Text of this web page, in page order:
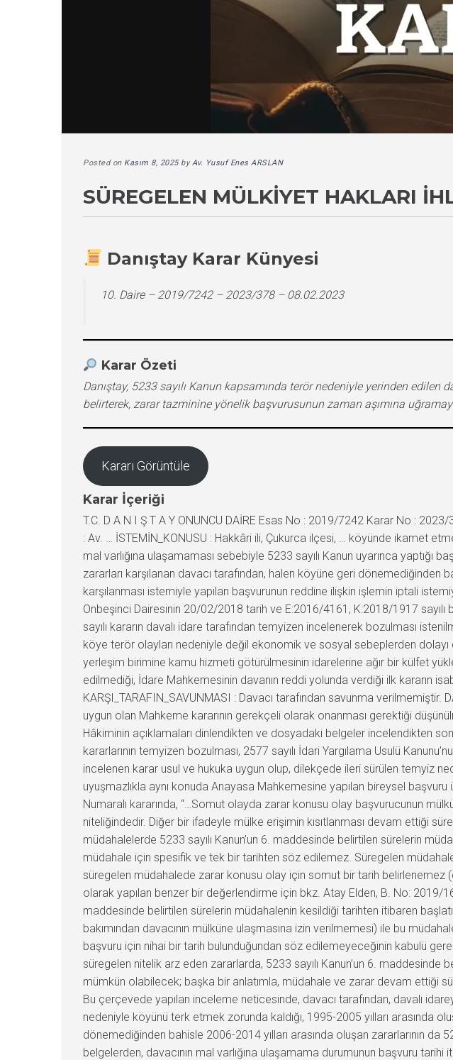
Posted on Kasım 8, 2025byAv. Yusuf Enes ARSLAN
SÜREGELEN MÜLKIYET HAKLARI
Danıştay Karar Künyesi
10. Daire – 2019/7242 – 2023/378 – 08.02.2023
Karar Özeti
Danıştay, 5233 sayılı Kanun kapsamında terör nedeniyle yerinden
belirterek, zarar tazminine yönelik başvurusunun zaman aşımına
Kararı Görüntüle
Karar İçeriği
T.C. D A N I Ş T A Y ONUNCU DAİRE Esas No : 2019/7242 Karar No :
: Av. … İSTEMİN_KONUSU : Hakkâri ili, Çukurca ilçesi, … köyünde ikamet
mal varlığına ulaşamaması sebebiyle 5233 sayılı Kanun uyarınca
zararları karşılanan davacı tarafından, halen köyüne geri dönemediğinden
karşılanması istemiyle yapılan başvurunun reddine ilişkin işlemin iptali
Onbeşinci Dairesinin 20/02/2018 tarih ve E:2016/4161, K:2018/1917
sayılı kararın davalı idare tarafından temyizen incelenerek bozulması
köye terör olayları nedeniyle değil ekonomik ve sosyal sebeplerden
yerleşim birimine kamu hizmeti götürülmesinin idarelerine ağır bir külfet
edilmediği, İdare Mahkemesinin davanın reddi yolunda verdiği ilk kararın
KARŞI_TARAFIN_SAVUNMASI : Davacı tarafından savunma verilmemiştir.
uygun olan Mahkeme kararının gerekçeli olarak onanması gerektiği
Hâkiminin açıklamaları dinlendikten ve dosyadaki belgeler incelendikten
kararlarının temyizen bozulması, 2577 sayılı İdari Yargılama Usulü
incelenen karar usul ve hukuka uygun olup, dilekçede ileri sürülen temyiz
uyuşmazlıkla aynı konuda Anayasa Mahkemesine yapılan bireysel
Numaralı kararında, “…Somut olayda zarar konusu olay başvurucunun
niteliğindedir. Diğer bir ifadeyle mülke erişimin kısıtlanması devam ettiği
müdahalelerde 5233 sayılı Kanun’un 6. maddesinde belirtilen sürelerin
müdahale için spesifik ve tek bir tarihten söz edilemez. Süregelen
süregelen müdahalede zarar konusu olay için somut bir tarih belirlenemez
olarak yapılan benzer bir değerlendirme için bkz. Atay Elden, B. No: 2019/
maddesinde belirtilen sürelerin müdahalenin kesildiği tarihten itibaren
bakımından davacının mülküne ulaşmasına izin verilmemesi) ile bu
başvuru için nihai bir tarih bulunduğundan söz edilemeyeceğinin kabulü
süregelen nitelik arz eden zararlarda, 5233 sayılı Kanun’un 6.
mümkün olabilecek; başka bir anlatımla, müdahale ve zarar devam ettiği
Bu çerçevede yapılan inceleme neticesinde, davacı tarafından, davalı
nedeniyle köyünü terk etmek zorunda kaldığı, 1995-2005 yılları arasında
dönemediğinden bahisle 2006-2014 yılları arasında oluşan zararlarının
belgelerden, davacının mal varlığına ulaşamama durumunun başvuru